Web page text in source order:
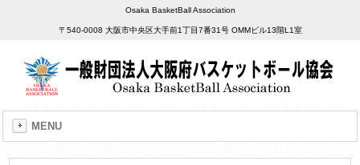
Osaka BasketBall Association
〒540-0008 大阪市中央区大手前1丁目7番31号 OMMビル13階L1室
MENU